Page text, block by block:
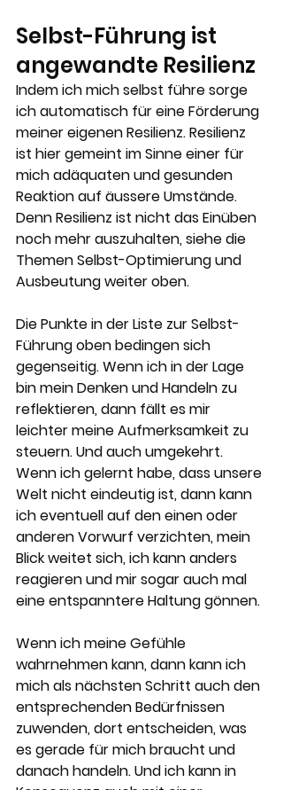
Selbst-Führung ist
angewandte Resilienz
Indem ich mich selbst führe sorge
ich automatisch für eine Förderung
meiner eigenen Resilienz. Resilienz
ist hier gemeint im Sinne einer für
mich adäquaten und gesunden
Reaktion auf äussere Umstände.
Denn Resilienz ist nicht das Einüben
noch mehr auszuhalten, siehe die
Themen Selbst-Optimierung und
Ausbeutung weiter oben.
Die Punkte in der Liste zur Selbst-
Führung oben bedingen sich
gegenseitig. Wenn ich in der Lage
bin mein Denken und Handeln zu
reflektieren, dann fällt es mir
leichter meine Aufmerksamkeit zu
steuern. Und auch umgekehrt.
Wenn ich gelernt habe, dass unsere
Welt nicht eindeutig ist, dann kann
ich eventuell auf den einen oder
anderen Vorwurf verzichten, mein
Blick weitet sich, ich kann anders
reagieren und mir sogar auch mal
eine entspanntere Haltung gönnen.
Wenn ich meine Gefühle
wahrnehmen kann, dann kann ich
mich als nächsten Schritt auch den
entsprechenden Bedürfnissen
zuwenden, dort entscheiden, was
es gerade für mich braucht und
danach handeln. Und ich kann in